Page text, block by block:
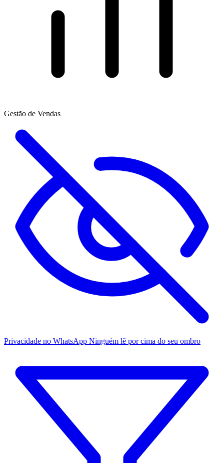
Gestão de Vendas
Privacidade no WhatsApp Ninguém lê por cima do seu ombro